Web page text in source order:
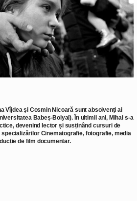
Vîjdeași Cosmin Nicoară sunt absolvenți ai
Babeș-Bolyai). În ultimii ani, Mihai s-a
devenind lector și susținând cursuri de
Cinematografie, fotografie, media
de film documentar.